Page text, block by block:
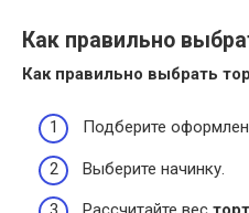
Как правильно
Как правильно выбрать
Подберите
Выберите начинку.